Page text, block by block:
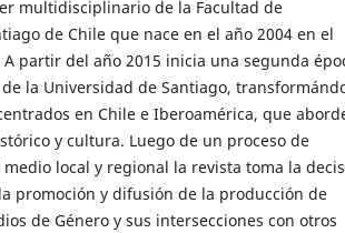
multidisciplinario de la Facultad de
de Chile que nace en el año 2004 en el
partir del año 2015 inicia una segunda
la Universidad de Santiago,
en Chile e Iberoamérica, que
y cultura. Luego de un proceso de
local y regional la revista toma la
promoción y difusión de la producción de
de Género y sus intersecciones con otros